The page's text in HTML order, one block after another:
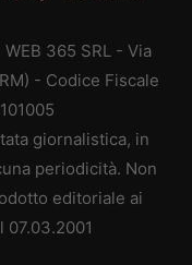
365 SRL - Via
- Codice Fiscale
giornalistica, in
periodicità. Non
editoriale ai
07.03.2001